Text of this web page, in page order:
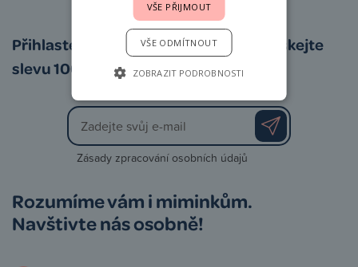
Přihlaste se k odběru newsletteru a získejte
slevu 100 Kč na první nákup
Zásady zpracování osobních údajů
Rozumíme vám i miminkům.
Navštivte nás osobně!
VŠE PŘIJMOUT
VŠE ODMÍTNOUT
ZOBRAZIT PODROBNOSTI